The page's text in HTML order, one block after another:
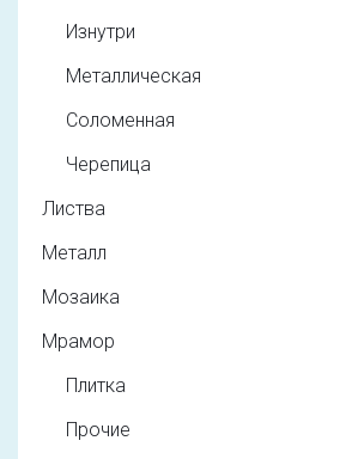
Изнутри
Металлическая
Соломенная
Черепица
Листва
Металл
Мозаика
Мрамор
Плитка
Прочие